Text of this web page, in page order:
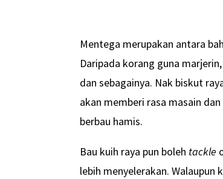
Mentega merupakan antara
Daripada korang guna
dan sebagainya. Nak biskut
akan memberi rasa masain
berbau hamis.
Bau kuih raya pun boleh tackle
lebih menyelerakan.